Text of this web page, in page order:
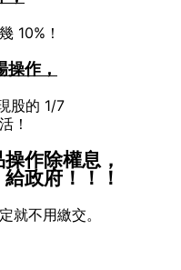
10%！
作，
股的 1/7
！
作除權息，
給政府！！！
就不用繳交。